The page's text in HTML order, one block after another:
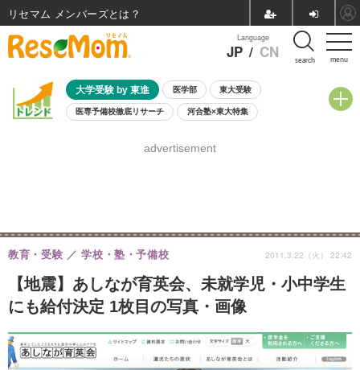
menu
Language
JP / CN search
大学受験 by 東進 医学部 東大受験
医専予備校徹底リサーチ 河合塾×東大特集
8月開催学校説明会・相談会
advertisement
【地震】あしなが育英会、未就学児・小中学生
にも給付決定 1枚目の写真・画像
教育・受験 学校・塾・予備校 2011.3.22（火） 22:42
リセマム メンバーズ